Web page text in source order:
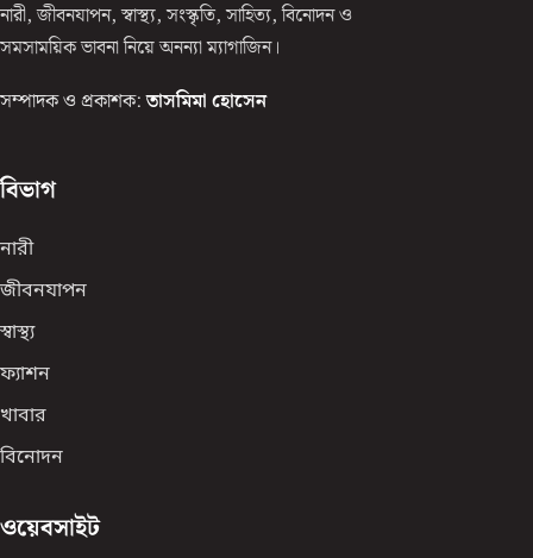
নারী, জীবনযাপন, স্বাস্থ্য, সংস্কৃতি, সাহিত্য, বিনোদন ও
সমসাময়িক ভাবনা নিয়ে অনন্যা ম্যাগাজিন।
সম্পাদক ও প্রকাশক: তাসমিমা হোসেন
বিভাগ
নারী
জীবনযাপন
স্বাস্থ্য
ফ্যাশন
খাবার
বিনোদন
ওয়েবসাইট